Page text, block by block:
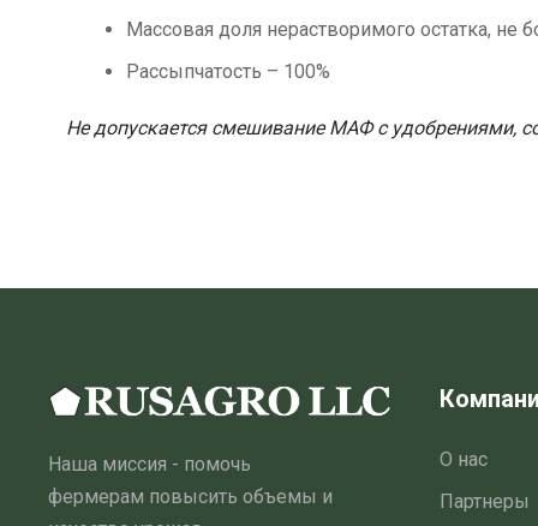
Массовая доля нерастворимого остатка, не
Рассыпчатость – 100%
Не допускается смешивание МАФ с удобрениями,
Наша миссия - помочь
фермерам повысить объемы и
О нас
Партнеры